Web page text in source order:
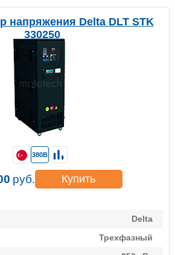
напряжения Delta DLT STK
330250
Delta
Трехфазный
380В
руб. Купить